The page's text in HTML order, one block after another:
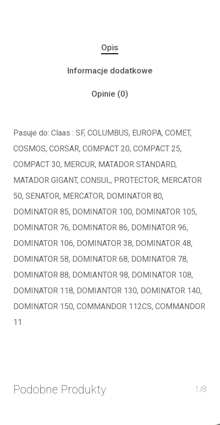
Opis
Informacje dodatkowe
Opinie (0)
Pasuje do: Claas : SF, COLUMBUS, EUROPA, COMET,
COSMOS, CORSAR, COMPACT 20, COMPACT 25,
COMPACT 30, MERCUR, MATADOR STANDARD,
MATADOR GIGANT, CONSUL, PROTECTOR, MERCATOR
50, SENATOR, MERCATOR, DOMINATOR 80,
DOMINATOR 85, DOMINATOR 100, DOMINATOR 105,
DOMINATOR 76, DOMINATOR 86, DOMINATOR 96,
DOMINATOR 106, DOMINATOR 38, DOMINATOR 48,
DOMINATOR 58, DOMINATOR 68, DOMINATOR 78,
DOMINATOR 88, DOMIANTOR 98, DOMINATOR 108,
DOMINATOR 118, DOMIANTOR 130, DOMINATOR 140,
DOMINATOR 150, COMMANDOR 112CS, COMMANDOR
11
Podobne Produkty 1/8